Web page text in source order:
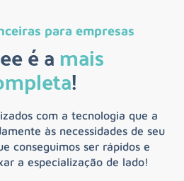
para empresas
é amais
!
com a tecnologia que a
às necessidades de seu
conseguimos ser rápidos e
a especialização de lado!